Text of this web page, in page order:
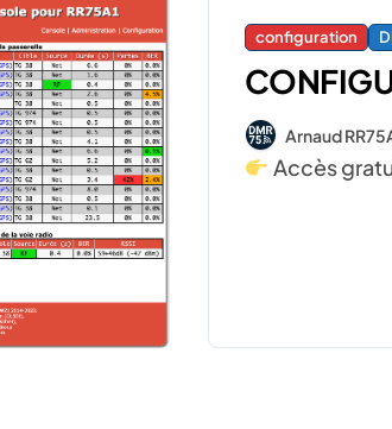
configuration
Arnaud
Accès